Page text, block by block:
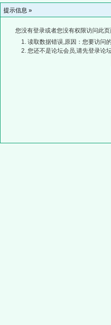
提示信息 »
您没有登录或者您没有权限访问此
读取数据错误,原因：您要访问
您还不是论坛会员,请先登录论